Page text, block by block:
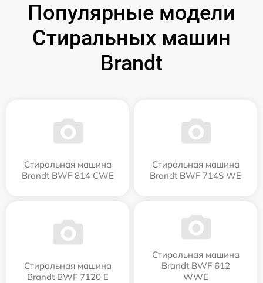
Популярные модели
Стиральных машин
Brandt
Стиральная машина
Brandt BWF 814 CWE
Стиральная машина
Brandt BWF 714S WE
Стиральная машина
Brandt BWF 7120 E
Стиральная машина
Brandt BWF 612
WWE